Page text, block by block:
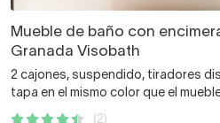
Mueble de baño con
Granada Visobath
2 cajones, suspendido, tiradores
tapa en el mismo color que el
(2)